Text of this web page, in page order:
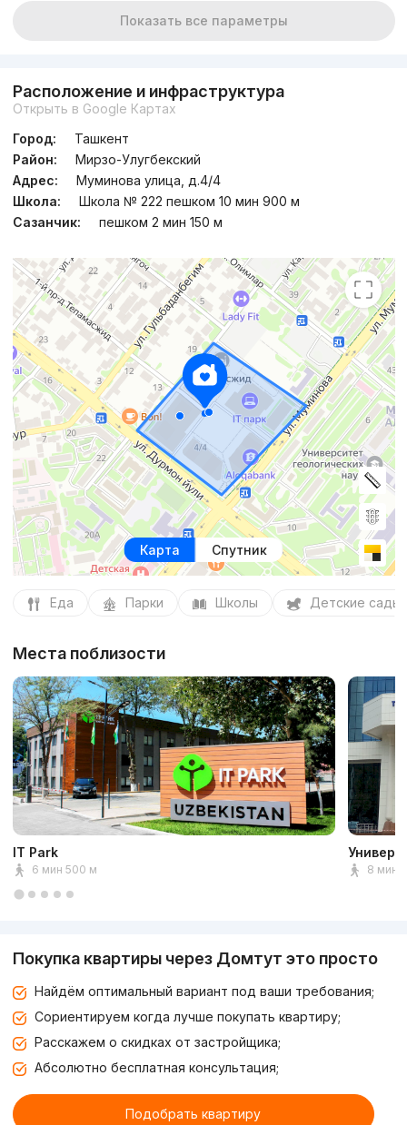
Показать все параметры
Расположение и инфраструктура
Открыть в Google Картах
Город:
Ташкент
Район:
Мирзо-Улугбекский
Адрес:
Муминова улица, д.4/4
Школа:
Школа № 222 пешком 10 мин 900 м
Сазанчик:
пешком 2 мин 150 м
Карта Спутник
Еда Парки Школы Детские сады
Места поблизости
IT Park
6 мин 500 м 8 мин
Покупка квартиры через Домтут это просто
Найдём оптимальный вариант под ваши требования;
Сориентируем когда лучше покупать квартиру;
Расскажем о скидках от застройщика;
Абсолютно бесплатная консультация;
Подобрать квартиру